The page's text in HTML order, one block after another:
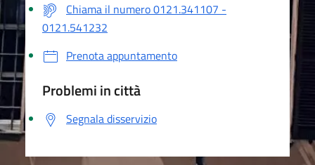
Chiama il numero 0121.341107 -
0121.541232
Prenota appuntamento
Problemi in città
Segnala disservizio